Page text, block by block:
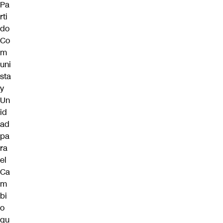
Pa
rti
do
Co
m
uni
sta
y
Un
id
ad
pa
ra
el
Ca
m
bi
o
qu